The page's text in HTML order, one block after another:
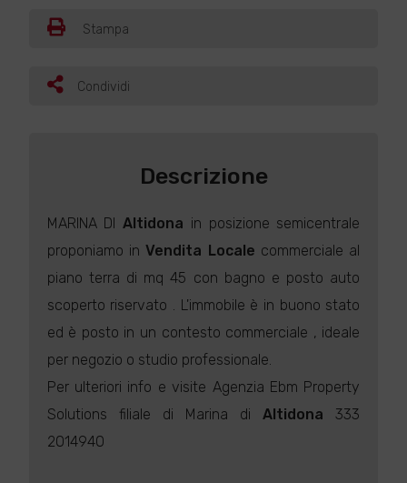
Stampa
Condividi
Descrizione
MARINA DIAltidona in posizione semicentrale
proponiamo inVendita Locale commerciale al
piano terra di mq 45 con bagno e posto auto
scoperto riservato . L'immobile è in buono stato
ed è posto in un contesto commerciale , ideale
per negozio o studio professionale.
Per ulteriori info e visite Agenzia Ebm Property
Solutions filiale di Marina diAltidona 333
2014940